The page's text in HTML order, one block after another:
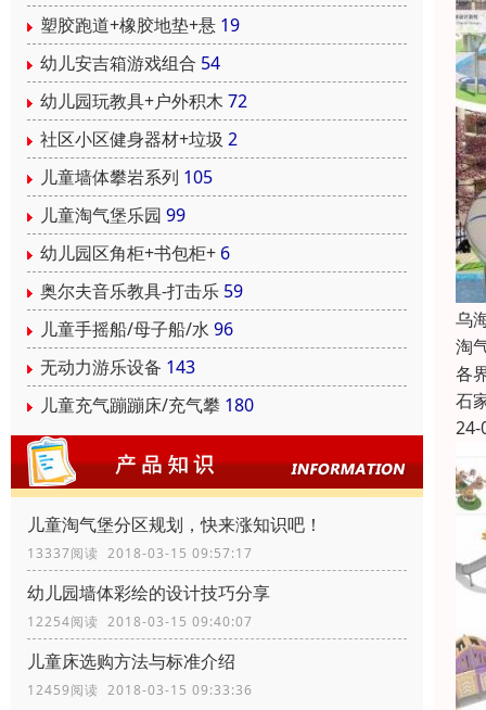
塑胶跑道+橡胶地垫+悬 19
幼儿安吉箱游戏组合 54
幼儿园玩教具+户外积木 72
社区小区健身器材+垃圾 2
儿童墙体攀岩系列 105
儿童淘气堡乐园 99
幼儿园区角柜+书包柜+ 6
奥尔夫音乐教具-打击乐 59
儿童手摇船/母子船/水 96
无动力游乐设备 143
儿童充气蹦蹦床/充气攀 180
儿童淘气堡分区规划，快来涨知识吧！
13337阅读 2018-03-15 09:57:17
幼儿园墙体彩绘的设计技巧分享
12254阅读 2018-03-15 09:40:07
儿童床选购方法与标准介绍
12459阅读 2018-03-15 09:33:36
乌
淘
各
石
24-